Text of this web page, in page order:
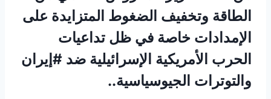
الطاقة وتخفيف الضغوط المتزايدة على
الإمدادات خاصة في ظل تداعيات
الحرب الأمريكية الإسرائيلية ضد #إيران
والتوترات الجيوسياسية..